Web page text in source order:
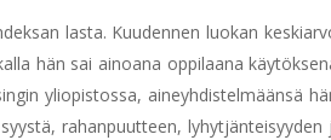
lasta. Kuudennen luokan
hän sai ainoana oppilaana
yliopistossa, aineyhdistelmäänsä
rahanpuutteen,